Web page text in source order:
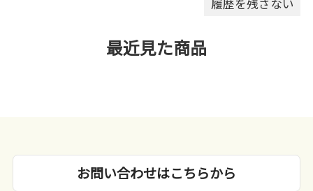
履歴を残さない
最近見た商品
お問い合わせはこちらから